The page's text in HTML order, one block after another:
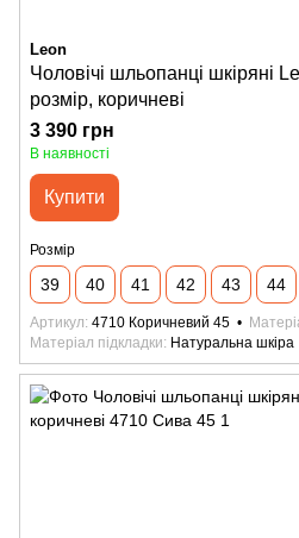
Leon
Чоловічі шльопанці шкіряні
розмір, коричневі
3 390 грн
В наявності
Купити
Розмір
39 40 41 42 43 44
Артикул 4710 Коричневий 45
Матеріал підкладки
Натуральна шкіра